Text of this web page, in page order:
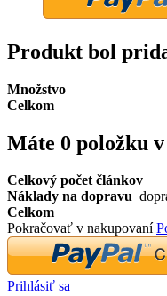
Produkt bol
Množstvo
Celkom
Máte 0 položku
Celkový počet článkov
Náklady na dopravu
Celkom
Pokračovať v nakupovaní
Prihlásiť sa